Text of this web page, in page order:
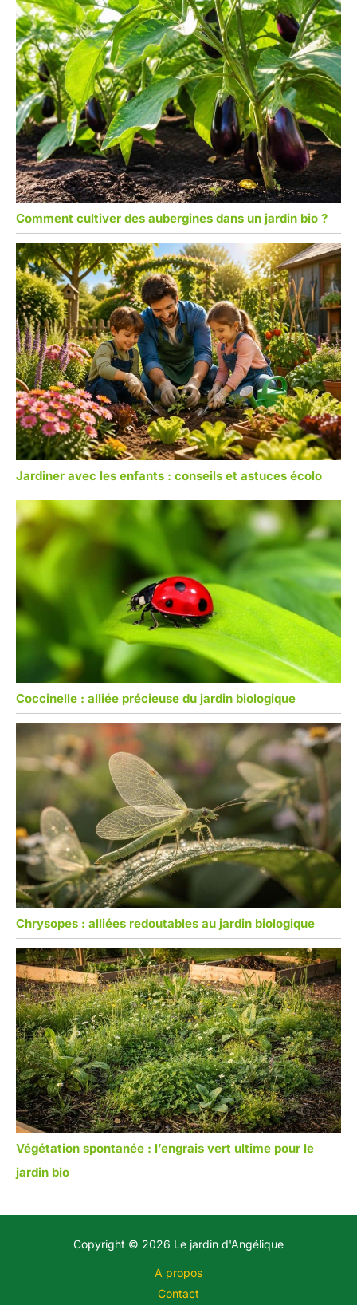
Comment cultiver des aubergines dans un jardin bio ?
Jardiner avec les enfants : conseils et astuces écolo
Coccinelle : alliée précieuse du jardin biologique
Chrysopes : alliées redoutables au jardin biologique
Végétation spontanée : l’engrais vert ultime pour le
jardin bio
Copyright © 2026 Le jardin d'Angélique
A propos
Contact